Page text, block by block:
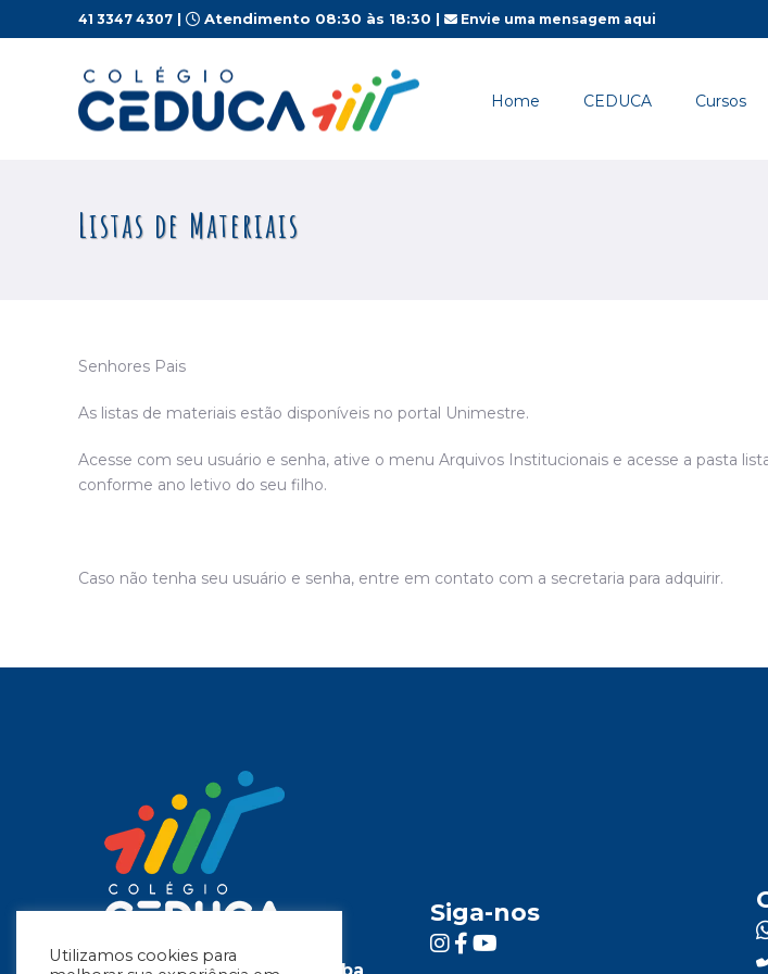
41 3347 4307 | Atendimento 08:30 às 18:30 | Envie uma mensagem aqui
Home CEDUCA Cursos
Listas de Materiais
Senhores Pais
As listas de materiais estão disponíveis no portal Unimestre.
Acesse com seu usuário e senha, ative o menu Arquivos Institucionais e acesse a pasta
conforme ano letivo do seu filho.
Caso não tenha seu usuário e senha, entre em contato com a secretaria para adquirir.
Siga-nos
Utilizamos cookies para